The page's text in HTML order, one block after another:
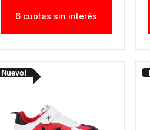
6 cuotas sin interés